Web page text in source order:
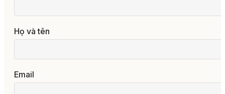
Họ và tên
Email